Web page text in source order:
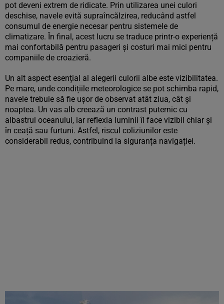
pot deveni extrem de ridicate. Prin utilizarea unei culori
deschise, navele evită supraîncălzirea, reducând astfel
consumul de energie necesar pentru sistemele de
climatizare. În final, acest lucru se traduce printr-o experiență
mai confortabilă pentru pasageri și costuri mai mici pentru
companiile de croazieră.
Un alt aspect esențial al alegerii culorii albe este vizibilitatea.
Pe mare, unde condițiile meteorologice se pot schimba rapid,
navele trebuie să fie ușor de observat atât ziua, cât și
noaptea. Un vas alb creează un contrast puternic cu
albastrul oceanului, iar reflexia luminii îl face vizibil chiar și
în ceață sau furtuni. Astfel, riscul coliziunilor este
considerabil redus, contribuind la siguranța navigației.